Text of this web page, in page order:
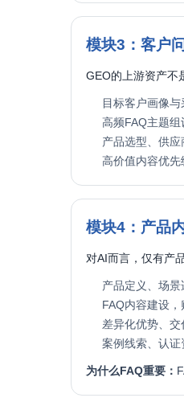
模块3：客户
GEO的上游资产不
目标客户画像
高频FAQ主题组
产品选型、供
高价值内容优先
模块4：产品
对AI而言，仅有产
产品定义、场
FAQ内容建设
差异化优势、
案例线索、认
为什么FAQ重要：